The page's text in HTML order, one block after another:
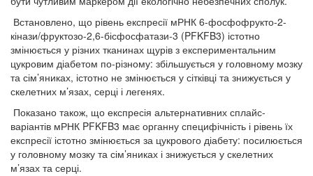
Встановлено, що рівень експресії мРНК 6-фосфофрукто-2-
кінази/фруктозо-2,6-бісфосфатази-3 (PFKFB3) істотно
змінюється у різних тканинах щурів з експериментальним
цукровим діабетом по-різному: збільшується у головному мозку
та сім’яниках, істотно не змінюється у сітківці та знижується у
скелетних м’язах, серці і легенях.
Показано також, що експресія альтернативних сплайс-
варіантів мРНК PFKFB3 має органну специфічність і рівень їх
експресії істотно змінюється за цукрового діабету: посилюється
у головному мозку та сім’яниках і знижується у скелетних
м’язах та серці.